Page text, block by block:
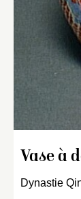
Vase à
Dynastie